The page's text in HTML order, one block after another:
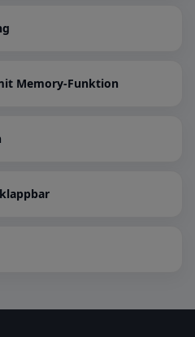
Memory-Funktion